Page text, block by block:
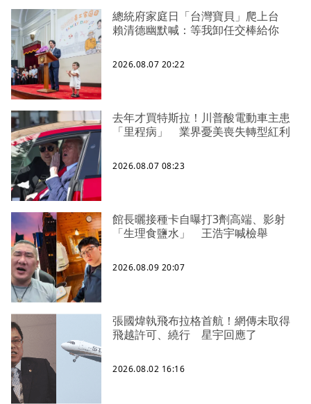
總統府家庭日「台灣寶貝」爬上台
賴清德幽默喊：等我卸任交棒給你
2026.08.07 20:22
去年才買特斯拉！川普酸電動車主患
「里程病」 業界憂美喪失轉型紅利
2026.08.07 08:23
館長曬接種卡自曝打3劑高端、影射
「生理食鹽水」 王浩宇喊檢舉
2026.08.09 20:07
張國煒執飛布拉格首航！網傳未取得
飛越許可、繞行 星宇回應了
2026.08.02 16:16